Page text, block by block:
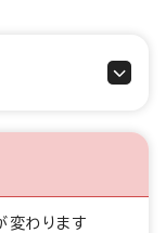
変わります